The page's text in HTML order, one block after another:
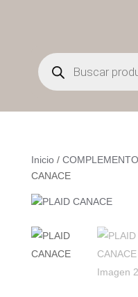
Búsqueda
de
productos
Inicio/
CANACE